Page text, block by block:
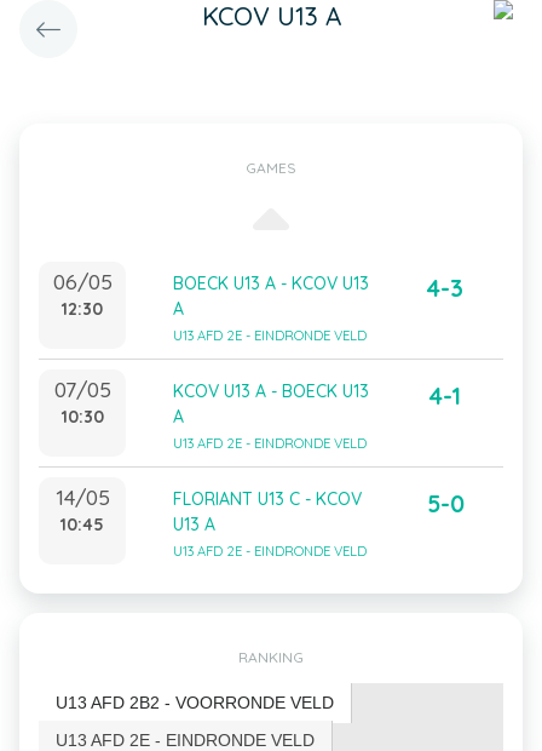
KCOV U13 A
GAMES
06/05
12:30
BOECK U13 A - KCOV U13
A
U13 AFD 2E - EINDRONDE VELD
4-3
07/05
10:30
KCOV U13 A - BOECK U13
A
U13 AFD 2E - EINDRONDE VELD
4-1
14/05
10:45
FLORIANT U13 C - KCOV
U13 A
U13 AFD 2E - EINDRONDE VELD
5-0
RANKING
U13 AFD 2B2 - VOORRONDE VELD
U13 AFD 2E - EINDRONDE VELD